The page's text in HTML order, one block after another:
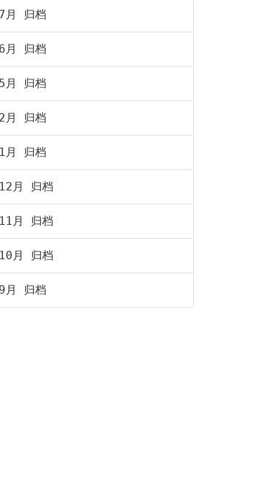
月 归档
月 归档
月 归档
月 归档
月 归档
月 归档
月 归档
月 归档
月 归档